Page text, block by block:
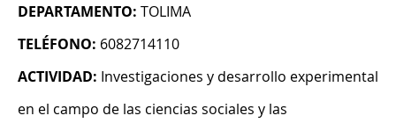
DEPARTAMENTO: TOLIMA
TELÉFONO: 6082714110
ACTIVIDAD: Investigaciones y desarrollo experimental
en el campo de las ciencias sociales y las